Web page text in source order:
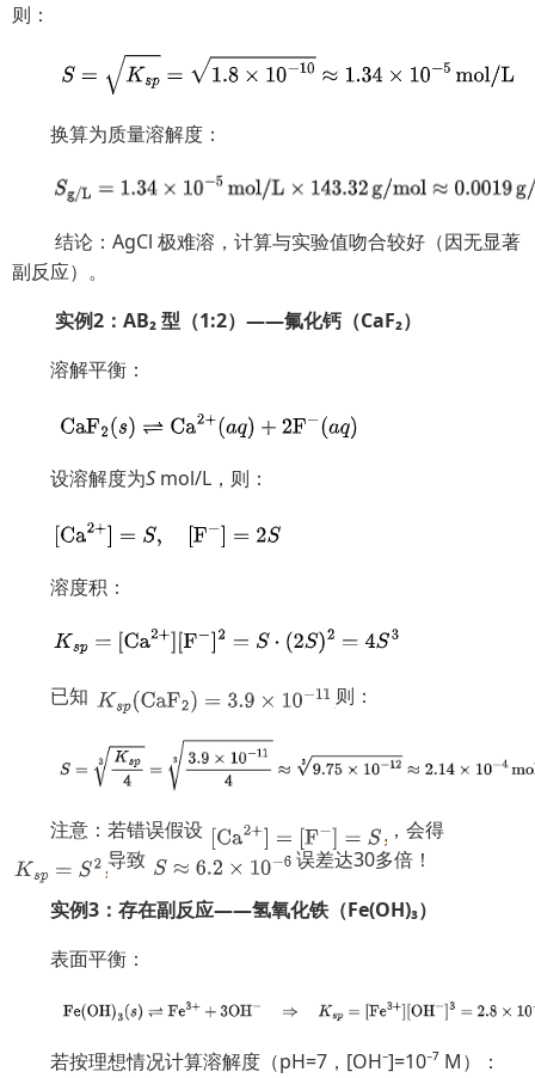
则：
换算为质量溶解度：
结论：AgCl 极难溶，计算与实验值吻合较好（因无显著
副反应）。
实例2：AB₂ 型（1:2）——氟化钙（CaF₂）
溶解平衡：
设溶解度为S mol/L，则：
溶度积：
已知 则：
注意：若错误假设
，会得
导致
误差达30多倍！
实例3：存在副反应——氢氧化铁（Fe(OH)₃）
表面平衡：
若按理想情况计算溶解度（pH=7，[OH⁻]=10⁻⁷ M）：